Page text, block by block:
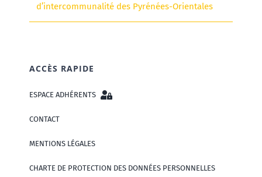
d’intercommunalité des Pyrénées-Orientales
ACCÈS RAPIDE
ESPACE ADHÉRENTS
CONTACT
MENTIONS LÉGALES
CHARTE DE PROTECTION DES DONNÉES PERSONNELLES